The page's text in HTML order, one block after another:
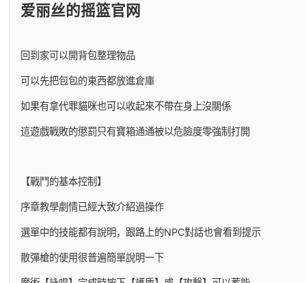
爱丽丝的摇篮官网
回到家可以開背包整理物品
可以先把包包的東西都放進倉庫
如果有拿代罪貓咪也可以收起來不帶在身上沒關係
這遊戲戰敗的懲罰只有寶箱通通被以危險度零強制打開
【戰鬥的基本控制】
序章教學劇情已經大致介紹過操作
選單中的技能都有說明，跟路上的NPC對話也會看到提示
散彈槍的使用很普遍簡單說明一下